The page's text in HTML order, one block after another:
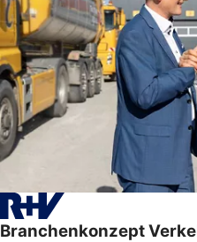
Branchenkonzept